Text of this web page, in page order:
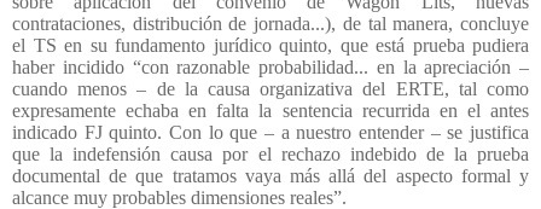
contrataciones, distribución de jornada...), de tal manera, concluye
el TS en su fundamento jurídico quinto, que está prueba pudiera
haber incidido “con razonable probabilidad... en la apreciación –
cuando menos – de la causa organizativa del ERTE, tal como
expresamente echaba en falta la sentencia recurrida en el antes
indicado FJ quinto. Con lo que – a nuestro entender – se justifica
que la indefensión causa por el rechazo indebido de la prueba
documental de que tratamos vaya más allá del aspecto formal y
alcance muy probables dimensiones reales”.